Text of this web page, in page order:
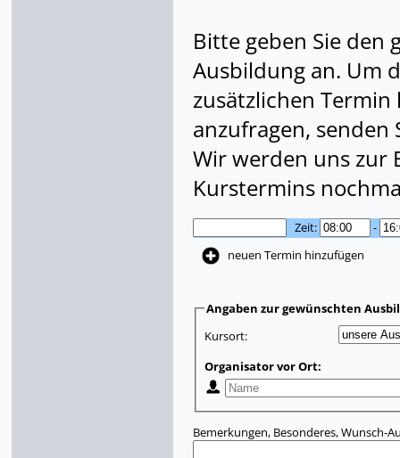
Bitte geben Sie den
Ausbildung an. Um
zusätzlichen
anzufragen, senden
Wir werden uns zur
Kurstermins
Zeit:
-
neuen Termin hinzufügen
Angaben zur gewünschten
Kursort:
Organisator vor Ort:
Bemerkungen, Besonderes, Wunsch-